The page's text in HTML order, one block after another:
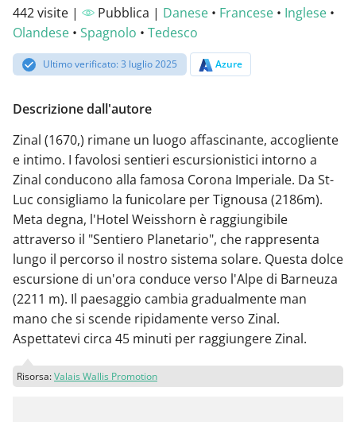
442 visite | Pubblica | Danese • Francese • Inglese •
Olandese • Spagnolo • Tedesco
Ultimo verificato: 3 luglio 2025 Azure
Descrizione dall'autore
Zinal (1670,) rimane un luogo affascinante, accogliente
e intimo. I favolosi sentieri escursionistici intorno a
Zinal conducono alla famosa Corona Imperiale. Da St-
Luc consigliamo la funicolare per Tignousa (2186m).
Meta degna, l'Hotel Weisshorn è raggiungibile
attraverso il "Sentiero Planetario", che rappresenta
lungo il percorso il nostro sistema solare. Questa dolce
escursione di un'ora conduce verso l'Alpe di Barneuza
(2211 m). Il paesaggio cambia gradualmente man
mano che si scende ripidamente verso Zinal.
Aspettatevi circa 45 minuti per raggiungere Zinal.
Risorsa:Valais Wallis Promotion